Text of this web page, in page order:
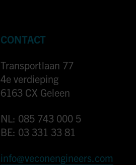
CONTACT
Transportlaan 77
4e verdieping
6163 CX Geleen
NL: 085 743 000 5
BE: 03 331 33 81
info@veconengineers.com